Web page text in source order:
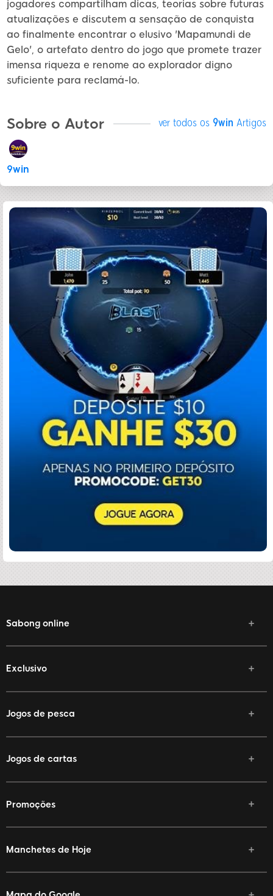
jogadores compartilham dicas, teorias sobre futuras
atualizações e discutem a sensação de conquista
ao finalmente encontrar o elusivo 'Mapamundi de
Gelo', o artefato dentro do jogo que promete trazer
imensa riqueza e renome ao explorador digno
suficiente para reclamá-lo.
Sobre o Autor ver todos os 9win Artigos
9win
Sabong online
Exclusivo
Jogos de pesca
Jogos de cartas
Promoções
Manchetes de Hoje